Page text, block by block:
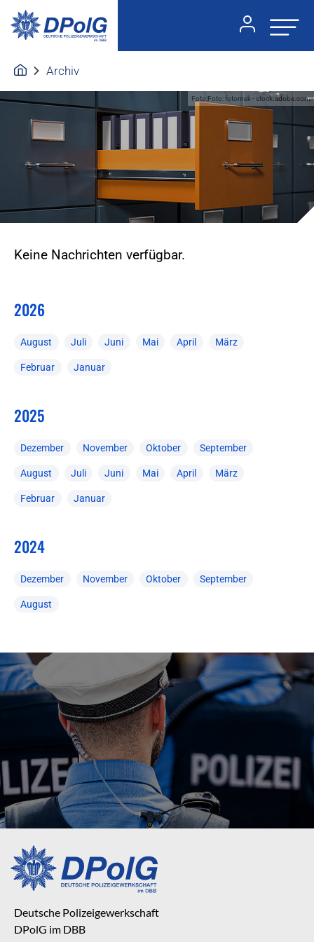
Archiv
Foto:Foto: fotomek - stock.adobe.com
Keine Nachrichten verfügbar.
2026
August Juli Juni Mai April März
Februar Januar
2025
Dezember November Oktober September
August Juli Juni Mai April März
Februar Januar
2024
Dezember November Oktober September
August
Deutsche Polizeigewerkschaft
DPolG im DBB